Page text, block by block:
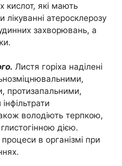
кислот, які мають
лікуванні атеросклерозу
захворювань, а
Листя горіха наділені
протизапальними,
володіють терпкою,
дією.
в організмі при